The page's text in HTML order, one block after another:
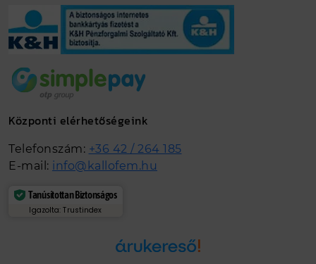
Központi elérhetőségeink
Telefonszám: +36 42 / 264 185
E-mail: info@kallofem.hu
Tanúsítottan Biztonságos
Igazolta: Trustindex